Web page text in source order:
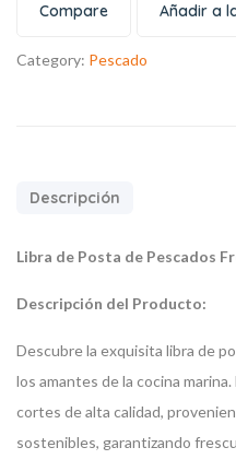
Compare Añadir a
Category: Pescado
Descripción
Libra de Posta de Pescados
Descripción del Producto:
Descubre la exquisita libra de
los amantes de la cocina
cortes de alta calidad,
sostenibles, garantizando